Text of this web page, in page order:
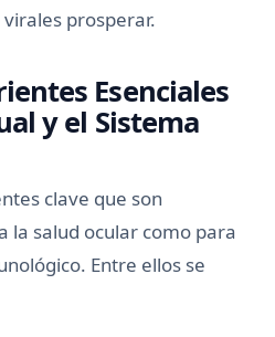
prosperar.
Esenciales
y el Sistema
clave que son
salud ocular como para
Entre ellos se